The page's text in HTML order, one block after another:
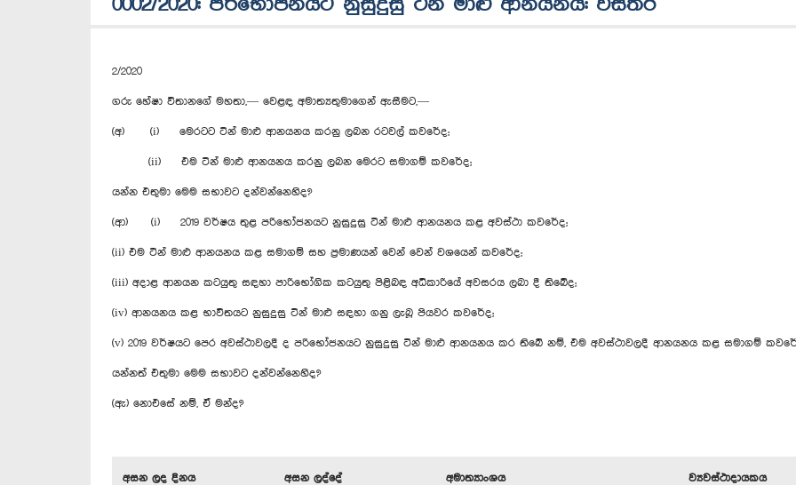
0002/2020: පරිභෝජනයට නුසුදුසු ටින් මාළු ආනයනය: විස්තර
2/2020
ගරු හේෂා විතානගේ මහතා,— වෙළඳ අමාත්‍යතුමාගෙන් ඇසීමට,—
(අ) (i) මෙරටට ටින් මාළු ආනයනය කරනු ලබන රටවල් කවරේද;
(ii) එම ටින් මාළු ආනයනය කරනු ලබන මෙරට සමාගම් කවරේද;
යන්න එතුමා මෙම සභාවට දන්වන්නෙහිද?
(ආ) (i) 2019 වර්ෂය තුළ පරිභෝජනයට නුසුදුසු ටින් මාළු ආනයනය කළ අවස්ථා කවරේද;
(ii) එම ටින් මාළු ආනයනය කළ සමාගම් සහ ප්‍රමාණයන් වෙන් වෙන් වශයෙන් කවරේද;
(iii) අදාළ ආනයන කටයුතු සඳහා පාරිභෝගික කටයුතු පිළිබඳ අධිකාරියේ අවසරය ලබා දී තිබේද;
(iv) ආනයනය කළ භාවිතයට නුසුදුසු ටින් මාළු සඳහා ගනු ලැබූ පියවර කවරේද;
(v) 2019 වර්ෂයට පෙර අවස්ථාවලදී ද පරිභෝජනයට නුසුදුසු ටින් මාළු ආනයනය කර තිබේ නම්, එම අවස්ථාවලදී ආනයනය කළ සමාගම්
යන්නත් එතුමා මෙම සභාවට දන්වන්නෙහිද?
(ඇ) නොඑසේ නම්, ඒ මන්ද?
අසන ලද දිනය
අසන ලද්දේ
අමාත්‍යාංශය
ව්‍යවස්ථාදායකය